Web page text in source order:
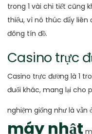
trong 1 vài chi tiết cũng
thiếu, vì nó thúc đẩy liên
đông tín đồ.
Casino trực
Casino trực đường là 1
đuối khác, mang lại cho
nghiệm giống như là vẫn
máy nhật